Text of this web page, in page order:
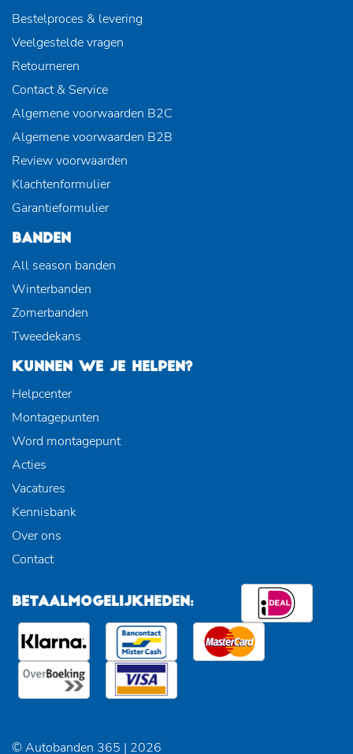
Bestelproces & levering
Veelgestelde vragen
Retourneren
Contact & Service
Algemene voorwaarden B2C
Algemene voorwaarden B2B
Review voorwaarden
Klachtenformulier
Garantieformulier
BANDEN
All season banden
Winterbanden
Zomerbanden
Tweedekans
KUNNEN WE JE HELPEN?
Helpcenter
Montagepunten
Word montagepunt
Acties
Vacatures
Kennisbank
Over ons
Contact
BETAALMOGELIJKHEDEN:
© Autobanden 365 | 2026